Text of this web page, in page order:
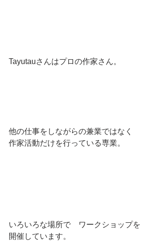
Tayutauさんはプロの作家さん。
他の仕事をしながらの兼業ではなく
作家活動だけを行っている専業。
いろいろな場所で　ワークショップを
開催しています。